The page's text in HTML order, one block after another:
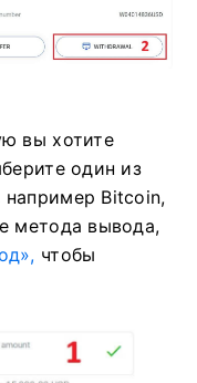
вы хотите
Bitcoin,
метода вывода,